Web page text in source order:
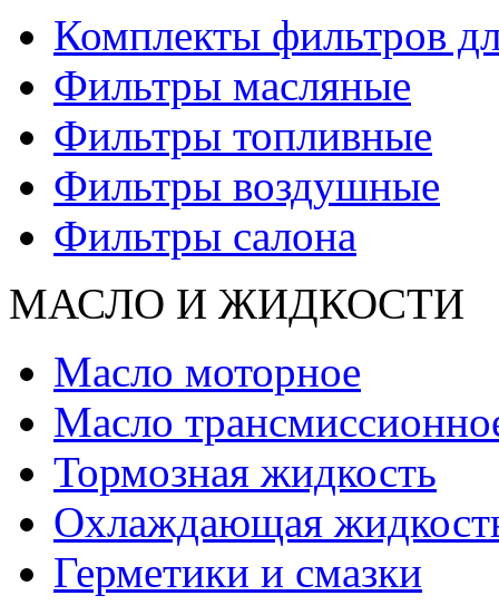
Комплекты фильтров
Фильтры масляные
Фильтры топливные
Фильтры воздушные
Фильтры салона
МАСЛО И ЖИДКОCТИ
Масло моторное
Масло
Тормозная жидкость
Охлаждающая
Герметики и смазки